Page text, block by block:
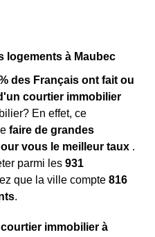
logements à Maubec
des Français ont fait ou
courtier immobilier
En effet, ce
faire de grandes
vous le meilleur taux .
parmi les 931
que la ville compte 816
.
immobilier à